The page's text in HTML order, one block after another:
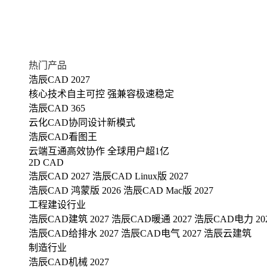
热门产品
浩辰CAD 2027
核心技术自主可控 强兼容极速稳定
浩辰CAD 365
云化CAD协同设计新模式
浩辰CAD看图王
云端互通高效协作 全球用户超1亿
2D CAD
浩辰CAD 2027 浩辰CAD Linux版 2027
浩辰CAD 鸿蒙版 2026 浩辰CAD Mac版 2027
工程建设行业
浩辰CAD建筑 2027 浩辰CAD暖通 2027 浩辰CAD电力
浩辰CAD给排水 2027 浩辰CAD电气 2027 浩辰云建筑
制造行业
浩辰CAD机械 2027